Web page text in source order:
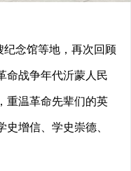
念馆等地，再次回顾
命战争年代沂蒙人民
重温革命先辈们的英
增信、学史崇德、